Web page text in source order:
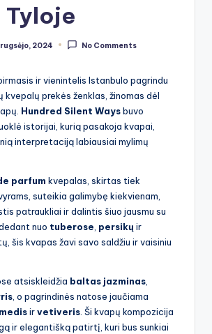
Tyloje
2024 No Comments
ir vienintelis Istanbulo pagrindu
kvepalų prekės ženklas, žinomas dėl
Hundred Silent Waysbuvo
istorijai, kurią pasakoja kvapai,
interpretaciją labiausiai mylimų
parfum kvepalas, skirtas tiek
suteikia galimybę kiekvienam,
patraukliai ir dalintis šiuo jausmu su
nuo tuberose persikų ir
šis kvapas žavi savo saldžiu ir vaisiniu
atsiskleidžia baltas jazminas
, o pagrindinės natose jaučiama
irvetiveris . Ši kvapų kompozicija
ir elegantišką patirtį, kuri bus sunkiai